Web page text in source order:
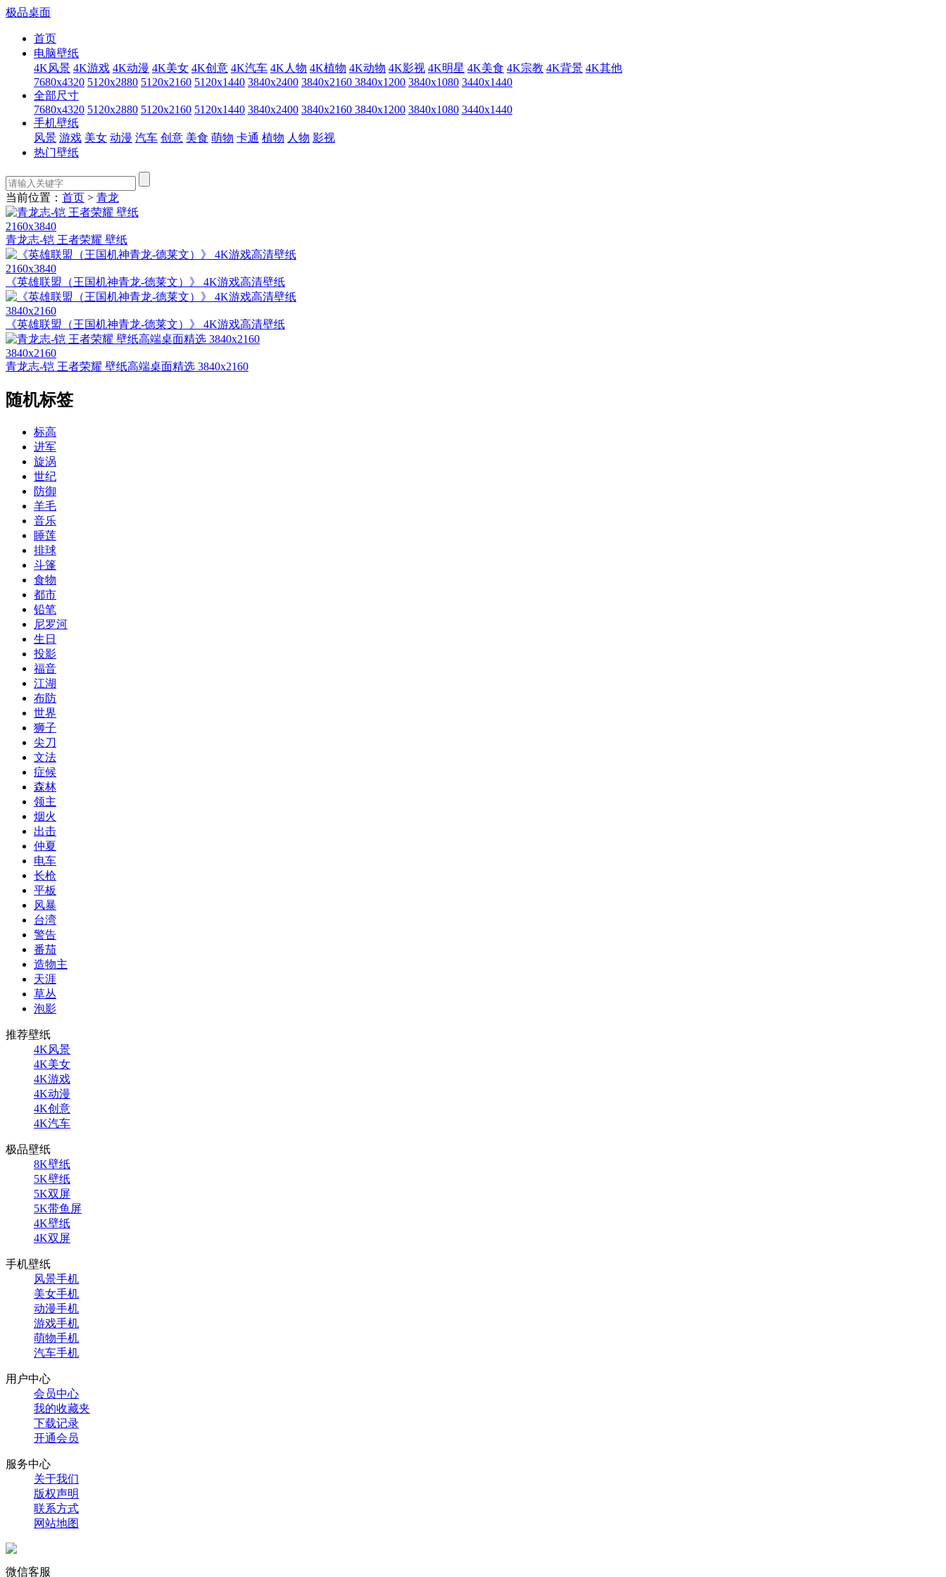
极品桌面
首页
电脑壁纸
4K风景 4K游戏 4K动漫 4K美女 4K创意 4K汽车 4K人物 4K植物 4K动物 4K影视 4K明星 4K美食 4K宗教 4K背景 4K其他
7680x4320 5120x2880 5120x2160 5120x1440 3840x2400 3840x2160 3840x1200 3840x1080 3440x1440
全部尺寸
7680x4320 5120x2880 5120x2160 5120x1440 3840x2400 3840x2160 3840x1200 3840x1080 3440x1440
手机壁纸
风景 游戏 美女 动漫 汽车 创意 美食 萌物 卡通 植物 人物 影视
热门壁纸
当前位置： 首页 > 青龙
2160x3840
青龙志-铠 王者荣耀 壁纸
2160x3840
《英雄联盟（王国机神青龙-德莱文）》 4K游戏高清壁纸
3840x2160
《英雄联盟（王国机神青龙-德莱文）》 4K游戏高清壁纸
3840x2160
青龙志-铠 王者荣耀 壁纸高端桌面精选 3840x2160
随机标签
标高
进军
旋涡
世纪
防御
羊毛
音乐
睡莲
排球
斗篷
食物
都市
铅笔
尼罗河
生日
投影
福音
江湖
布防
世界
狮子
尖刀
文法
症候
森林
领主
烟火
出击
仲夏
电车
长枪
平板
风暴
台湾
警告
番茄
造物主
天涯
草丛
泡影
推荐壁纸
4K风景
4K美女
4K游戏
4K动漫
4K创意
4K汽车
极品壁纸
8K壁纸
5K壁纸
5K双屏
5K带鱼屏
4K壁纸
4K双屏
手机壁纸
风景手机
美女手机
动漫手机
游戏手机
萌物手机
汽车手机
用户中心
会员中心
我的收藏夹
下载记录
开通会员
服务中心
关于我们
版权声明
联系方式
网站地图
微信客服